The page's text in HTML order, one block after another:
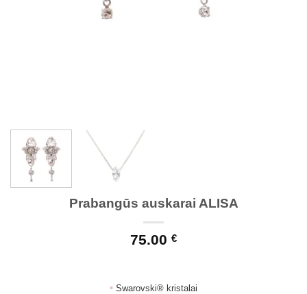
Prabangūs auskarai ALISA
75.00 €
• Swarovski® kristalai